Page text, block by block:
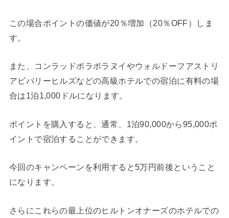
この場合ポイントの価値が20％増加（20％OFF）しま
す。
また、コンラッドボラボラヌイやウォルドーフアストリ
アビバリーヒルズなどの高級ホテルでの宿泊に有料の場
合は1泊1,000ドルになります。
ポイントを購入すると、通常、1泊90,000から95,000ポ
イントで宿泊することができます。
今回のキャンペーンを利用すると5万円前後ということ
になります。
さらにこれらの最上位のヒルトンオナーズのホテルでの